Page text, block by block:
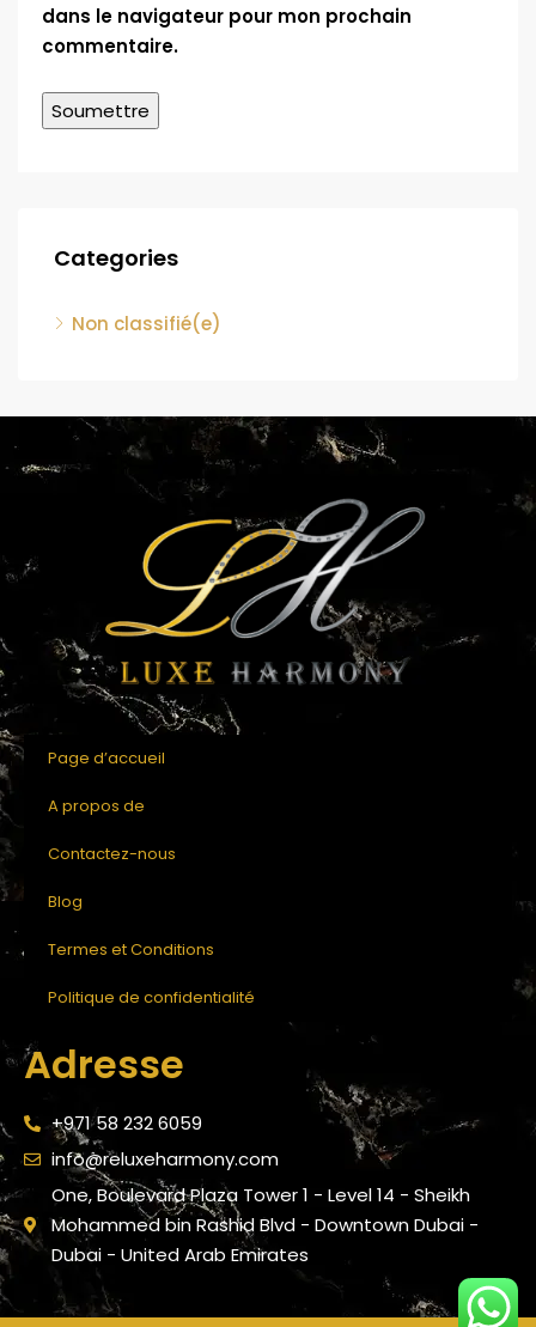
dans le navigateur pour mon prochain
commentaire.
Categories
Non classifié(e)
Page d’accueil
A propos de
Contactez-nous
Blog
Termes et Conditions
Politique de confidentialité
Adresse
+971 58 232 6059
info@reluxeharmony.com
One, Boulevard Plaza Tower 1 - Level 14 - Sheikh
Mohammed bin Rashid Blvd - Downtown Dubai -
Dubai - United Arab Emirates